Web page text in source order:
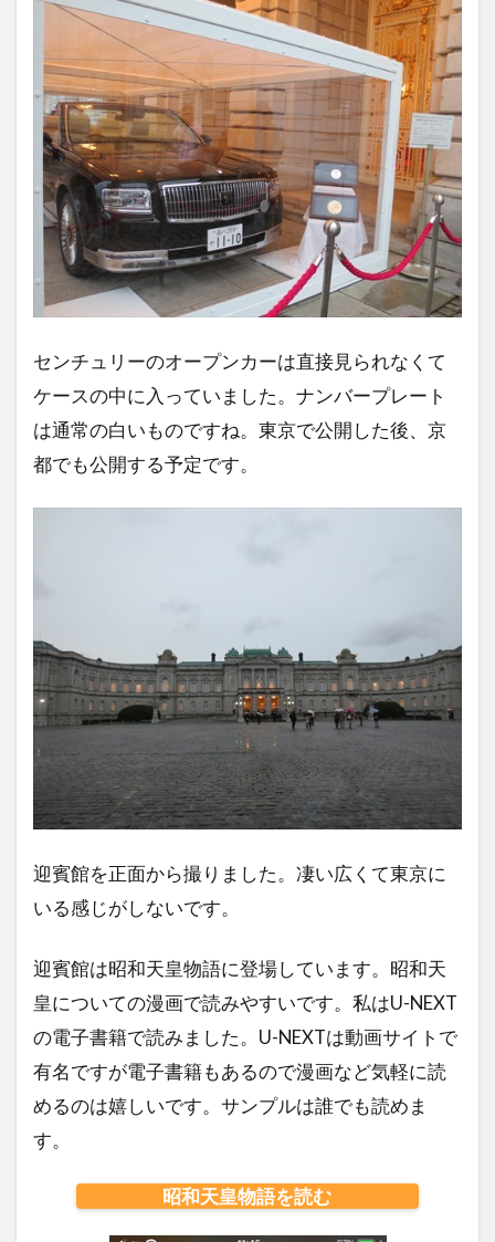
センチュリーのオープンカーは直接見られなくて
ケースの中に入っていました。ナンバープレート
は通常の白いものですね。東京で公開した後、京
都でも公開する予定です。
迎賓館を正面から撮りました。凄い広くて東京に
いる感じがしないです。
迎賓館は昭和天皇物語に登場しています。昭和天
皇についての漫画で読みやすいです。私はU-NEXT
の電子書籍で読みました。U-NEXTは動画サイトで
有名ですが電子書籍もあるので漫画など気軽に読
めるのは嬉しいです。サンプルは誰でも読めま
す。
昭和天皇物語を読む